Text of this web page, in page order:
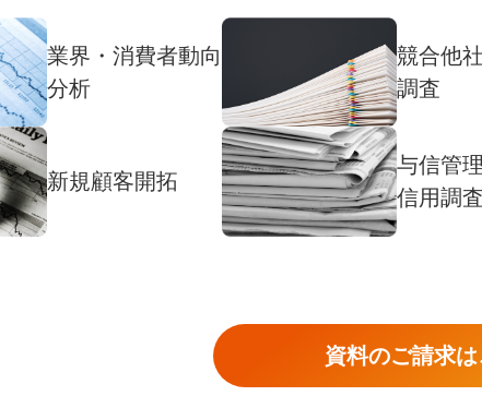
業界・消費者動向
分析
競合他
調査
新規顧客開拓
与信管理
信用調査
資料のご請求は